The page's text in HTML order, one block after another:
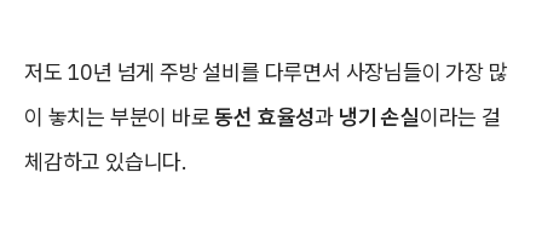
저도 10년 넘게 주방 설비를 다루면서 사장님들이 가장 많
이 놓치는 부분이 바로동선 효율성과 냉기 손실이라는 걸
체감하고 있습니다.